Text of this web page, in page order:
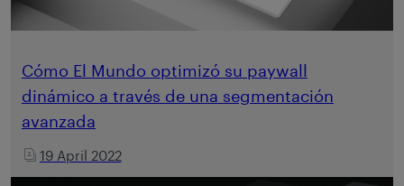
Cómo El Mundo optimizó su paywall
dinámico a través de una segmentación
avanzada
19 April 2022